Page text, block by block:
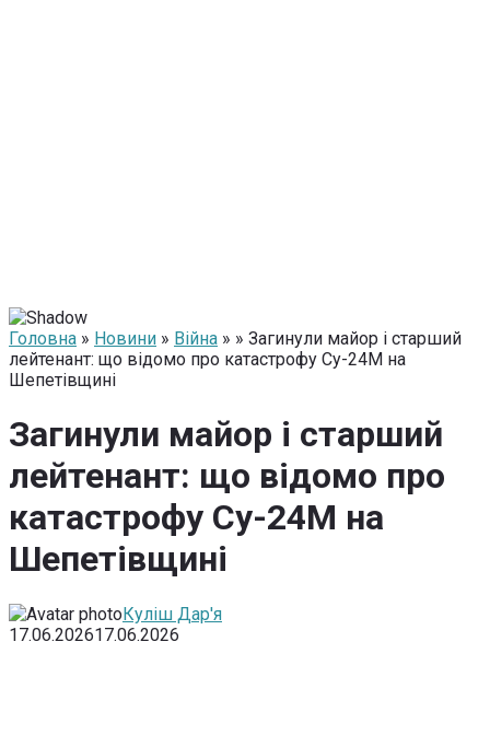
Головна » Новини » Війна » » Загинули майор і старший
лейтенант: що відомо про катастрофу Су-24М на
Шепетівщині
Загинули майор і старший
лейтенант: що відомо про
катастрофу Су-24М на
Шепетівщині
Куліш Дар'я
17.06.202617.06.2026